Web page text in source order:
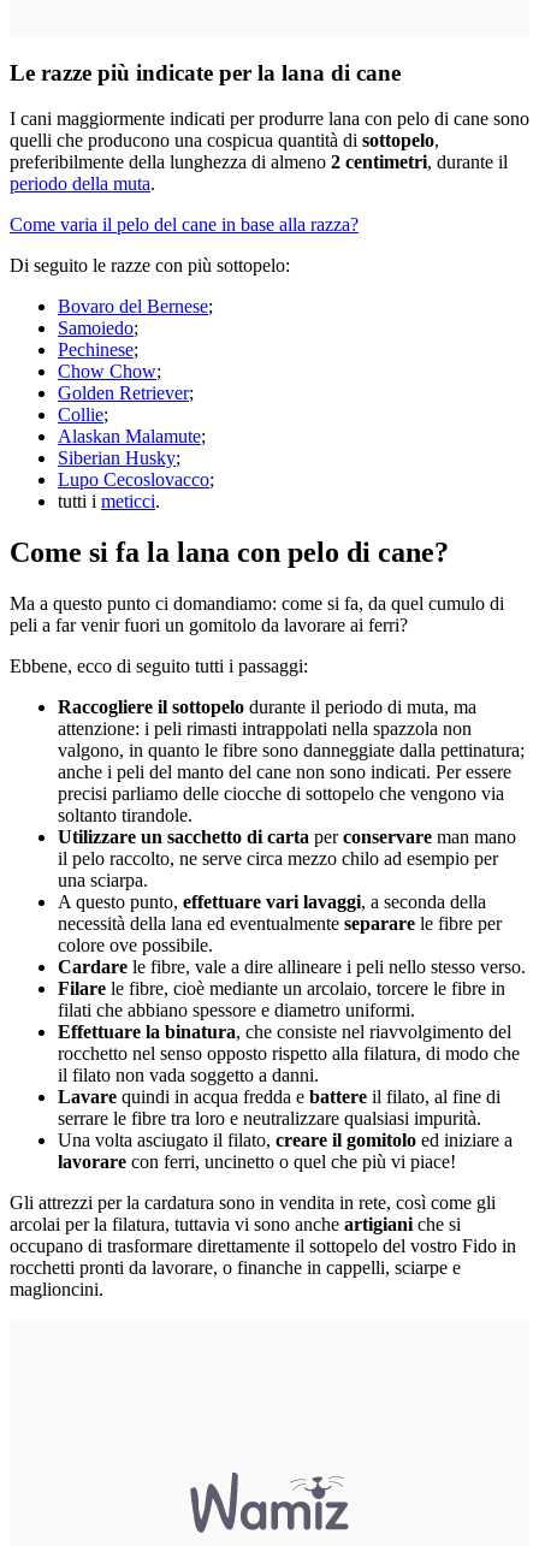
Le razze più indicate per la lana di cane
I cani maggiormente indicati per produrre lana con pelo di cane sono
quelli che producono una cospicua quantità di sottopelo,
preferibilmente della lunghezza di almeno 2 centimetri, durante il
periodo della muta.
Come varia il pelo del cane in base alla razza?
Di seguito le razze con più sottopelo:
Bovaro del Bernese;
Samoiedo;
Pechinese;
Chow Chow;
Golden Retriever;
Collie;
Alaskan Malamute;
Siberian Husky;
Lupo Cecoslovacco;
tutti i meticci.
Come si fa la lana con pelo di cane?
Ma a questo punto ci domandiamo: come si fa, da quel cumulo di
peli a far venir fuori un gomitolo da lavorare ai ferri?
Ebbene, ecco di seguito tutti i passaggi:
Raccogliere il sottopelo durante il periodo di muta, ma
attenzione: i peli rimasti intrappolati nella spazzola non
valgono, in quanto le fibre sono danneggiate dalla pettinatura;
anche i peli del manto del cane non sono indicati. Per essere
precisi parliamo delle ciocche di sottopelo che vengono via
soltanto tirandole.
Utilizzare un sacchetto di carta perconservare man mano
il pelo raccolto, ne serve circa mezzo chilo ad esempio per
una sciarpa.
A questo punto, effettuare vari lavaggi, a seconda della
necessità della lana ed eventualmente separare le fibre per
colore ove possibile.
Cardare le fibre, vale a dire allineare i peli nello stesso verso.
Filare le fibre, cioè mediante un arcolaio, torcere le fibre in
filati che abbiano spessore e diametro uniformi.
Effettuare la binatura, che consiste nel riavvolgimento del
rocchetto nel senso opposto rispetto alla filatura, di modo che
il filato non vada soggetto a danni.
Lavare quindi in acqua fredda e battere il filato, al fine di
serrare le fibre tra loro e neutralizzare qualsiasi impurità.
Una volta asciugato il filato, creare il gomitolo ed iniziare a
lavorare con ferri, uncinetto o quel che più vi piace!
Gli attrezzi per la cardatura sono in vendita in rete, così come gli
arcolai per la filatura, tuttavia vi sono anche artigiani che si
occupano di trasformare direttamente il sottopelo del vostro Fido in
rocchetti pronti da lavorare, o finanche in cappelli, sciarpe e
maglioncini.